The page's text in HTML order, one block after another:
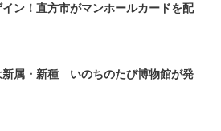
ン！直方市がマンホールカードを配
新属・新種 いのちのたび博物館が発